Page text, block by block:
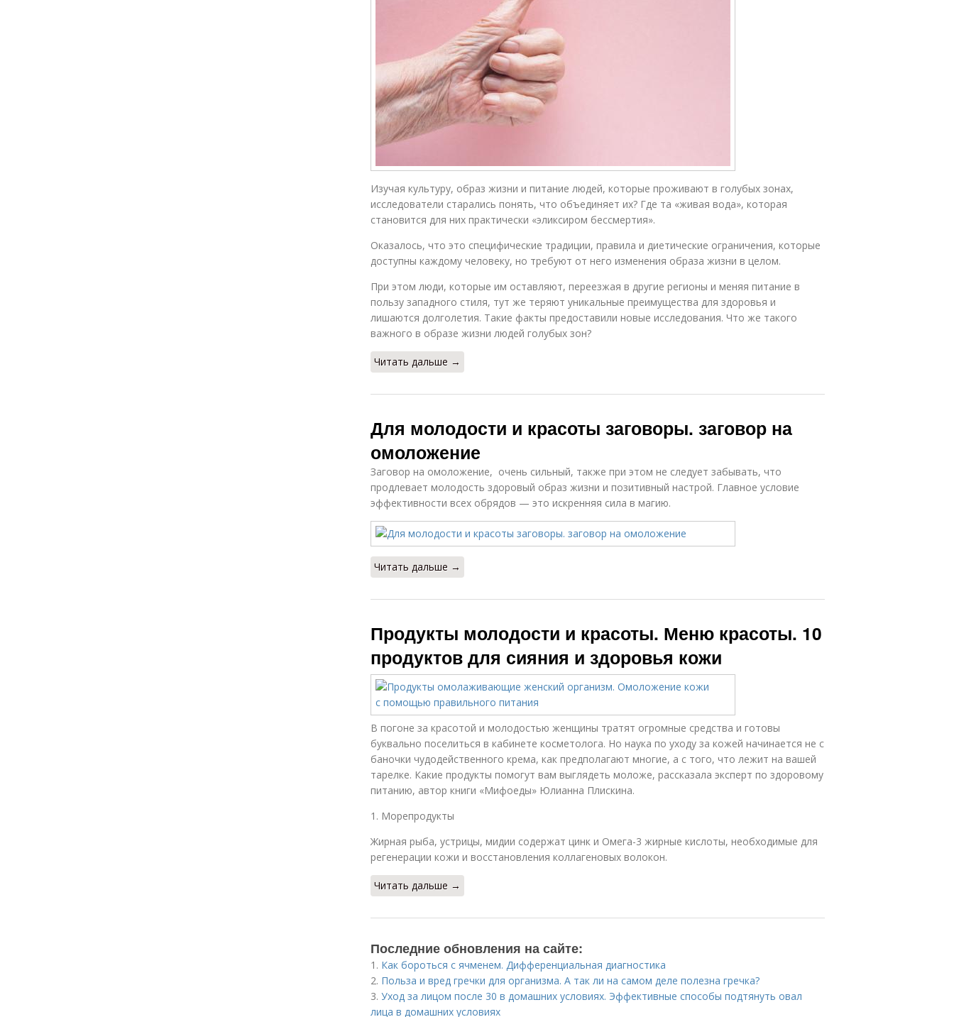
Изучая культуру, образ жизни и питание людей, которые проживают в голубых зонах,
исследователи старались понять, что объединяет их? Где та «живая вода», которая
становится для них практически «эликсиром бессмертия».
Оказалось, что это специфические традиции, правила и диетические ограничения, которые
доступны каждому человеку, но требуют от него изменения образа жизни в целом.
При этом люди, которые им оставляют, переезжая в другие регионы и меняя питание в
пользу западного стиля, тут же теряют уникальные преимущества для здоровья и
лишаются долголетия. Такие факты предоставили новые исследования. Что же такого
важного в образе жизни людей голубых зон?
Читать дальше →
Для молодости и красоты заговоры. заговор на
омоложение
Заговор на омоложение, очень сильный, также при этом не следует забывать, что
продлевает молодость здоровый образ жизни и позитивный настрой. Главное условие
эффективности всех обрядов — это искренняя сила в магию.
Читать дальше →
Продукты молодости и красоты. Меню красоты. 10
продуктов для сияния и здоровья кожи
В погоне за красотой и молодостью женщины тратят огромные средства и готовы
буквально поселиться в кабинете косметолога. Но наука по уходу за кожей начинается не с
баночки чудодейственного крема, как предполагают многие, а с того, что лежит на вашей
тарелке. Какие продукты помогут вам выглядеть моложе, рассказала эксперт по здоровому
питанию, автор книги «Мифоеды» Юлианна Плискина.
1. Морепродукты
Жирная рыба, устрицы, мидии содержат цинк и Омега-3 жирные кислоты, необходимые для
регенерации кожи и восстановления коллагеновых волокон.
Читать дальше →
Последние обновления на сайте:
1. Как бороться с ячменем. Дифференциальная диагностика
2. Польза и вред гречки для организма. А так ли на самом деле полезна гречка?
3. Уход за лицом после 30 в домашних условиях. Эффективные способы подтянуть овал
лица в домашних условиях